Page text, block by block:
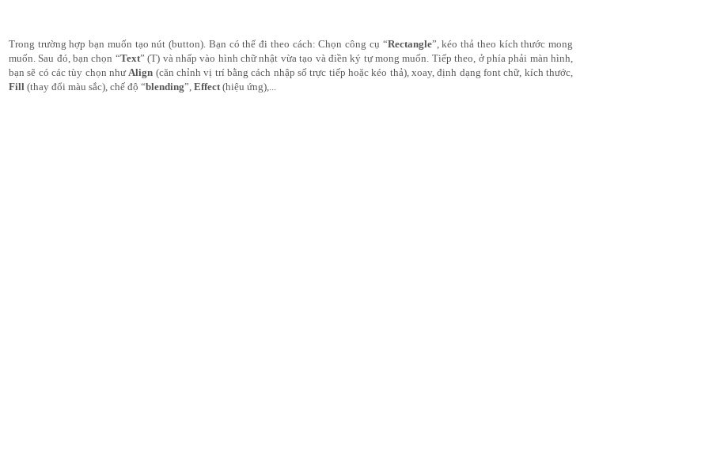
Trong trường hợp bạn muốn tạo nút (button). Bạn có thể đi theo cách: Chọn công cụ “Rectangle”, kéo thả theo kích thước mong
muốn. Sau đó, bạn chọn “Text” (T) và nhấp vào hình chữ nhật vừa tạo và điền ký tự mong muốn. Tiếp theo, ở phía phải màn hình,
bạn sẽ có các tùy chọn như Align
Fill (thay đổi màu sắc), chế độ “blending”, Effect (hiệu ứng),...